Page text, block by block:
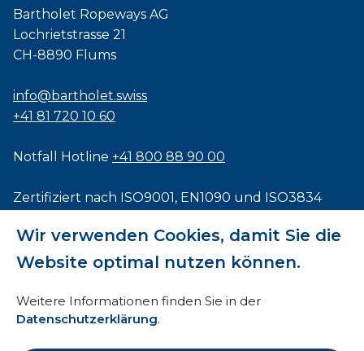
Wir verwenden Cookies, damit Sie die
Website optimal nutzen können.
Weitere Informationen finden Sie in der
Datenschutzerklärung.
Bartholet Ropeways AG
Lochrietstrasse 21
CH-8890 Flums
info@bartholet.swiss
+41 81 720 10 60
Notfall Hotline +41 800 88 90 00
Zertifiziert nach ISO9001, EN1090 und ISO3834
Impressum